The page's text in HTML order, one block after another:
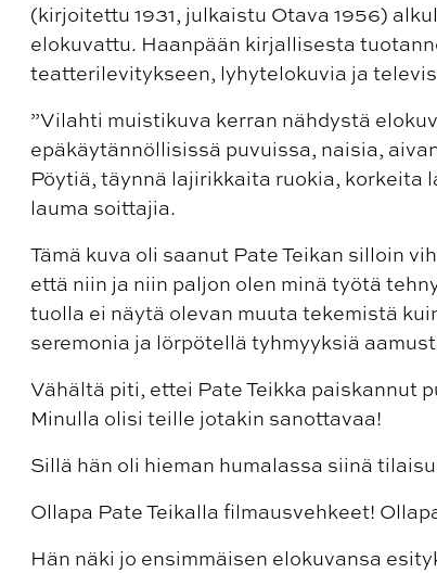
(kirjoitettu 1931, julkaistu Otava 1956)
elokuvattu. Haanpään kirjallisesta
teatterilevitykseen, lyhytelokuvia ja
”Vilahti muistikuva kerran nähdystä
epäkäytännöllisissä puvuissa, naisia,
Pöytiä, täynnä lajirikkaita ruokia, korkeita
lauma soittajia.
Tämä kuva oli saanut Pate Teikan silloin
että niin ja niin paljon olen minä työtä
tuolla ei näytä olevan muuta tekemistä
seremonia ja lörpötellä tyhmyyksiä
Vähältä piti, ettei Pate Teikka paiskannut
Minulla olisi teille jotakin sanottavaa!
Sillä hän oli hieman humalassa siinä
Ollapa Pate Teikalla filmausvehkeet!
Hän näki jo ensimmäisen elokuvansa